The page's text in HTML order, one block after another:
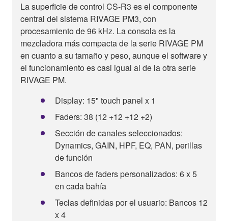
La superficie de control CS-R3 es el componente
central del sistema RIVAGE PM3, con
procesamiento de 96 kHz. La consola es la
mezcladora más compacta de la serie RIVAGE PM
en cuanto a su tamaño y peso, aunque el software y
el funcionamiento es casi igual al de la otra serie
RIVAGE PM.
Display: 15" touch panel x 1
Faders: 38 (12 +12 +12 +2)
Sección de canales seleccionados:
Dynamics, GAIN, HPF, EQ, PAN, perillas
de función
Bancos de faders personalizados: 6 x 5
en cada bahía
Teclas definidas por el usuario: Bancos 12
x 4